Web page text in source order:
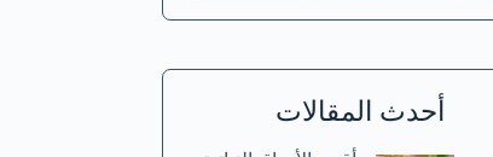
أحدث المقالات